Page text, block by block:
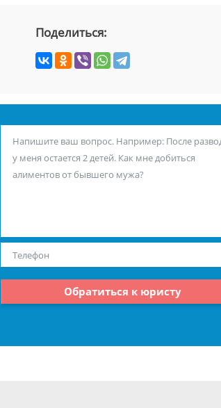
Поделиться:
Обратиться к юристу